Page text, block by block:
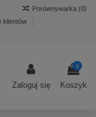
klientów
Porównywarka (0)
Zaloguj się
0
Koszyk